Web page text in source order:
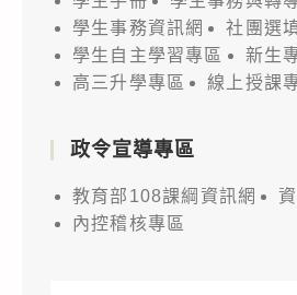
學生事務資訊網
社團選
學生自主學習專區
新生
高三升學專區
線上授課
政令宣導專區
教育部108課綱資訊網
內控稽核專區